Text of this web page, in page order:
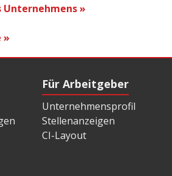
Unternehmens »
»
Für Arbeitgeber
Unternehmensprofil
Stellenanzeigen
CI-Layout